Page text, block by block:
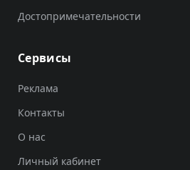
Достопримечательности
Сервисы
Реклама
Контакты
О нас
Личный кабинет